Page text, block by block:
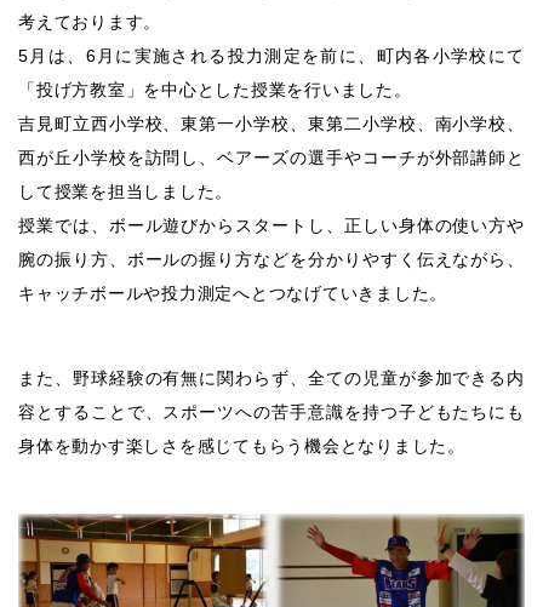
考えております。
5月は、6月に実施される投力測定を前に、町内各小学校にて
「投げ方教室」を中心とした授業を行いました。
吉見町立西小学校、東第一小学校、東第二小学校、南小学校、
西が丘小学校を訪問し、ベアーズの選手やコーチが外部講師と
して授業を担当しました。
授業では、ボール遊びからスタートし、正しい身体の使い方や
腕の振り方、ボールの握り方などを分かりやすく伝えながら、
キャッチボールや投力測定へとつなげていきました。
また、野球経験の有無に関わらず、全ての児童が参加できる内
容とすることで、スポーツへの苦手意識を持つ子どもたちにも
身体を動かす楽しさを感じてもらう機会となりました。